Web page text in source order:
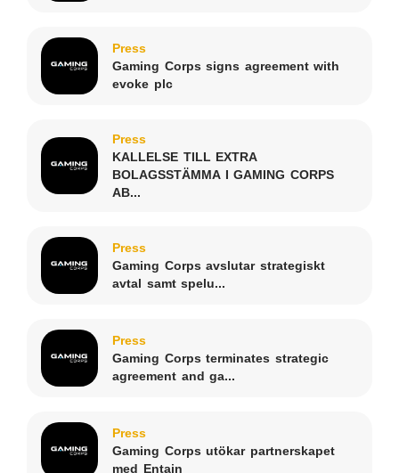
Press
Gaming Corps signs agreement with
evoke plc
Press
KALLELSE TILL EXTRA
BOLAGSSTÄMMA I GAMING CORPS
AB...
Press
Gaming Corps avslutar strategiskt
avtal samt spelu...
Press
Gaming Corps terminates strategic
agreement and ga...
Press
Gaming Corps utökar partnerskapet
med Entain